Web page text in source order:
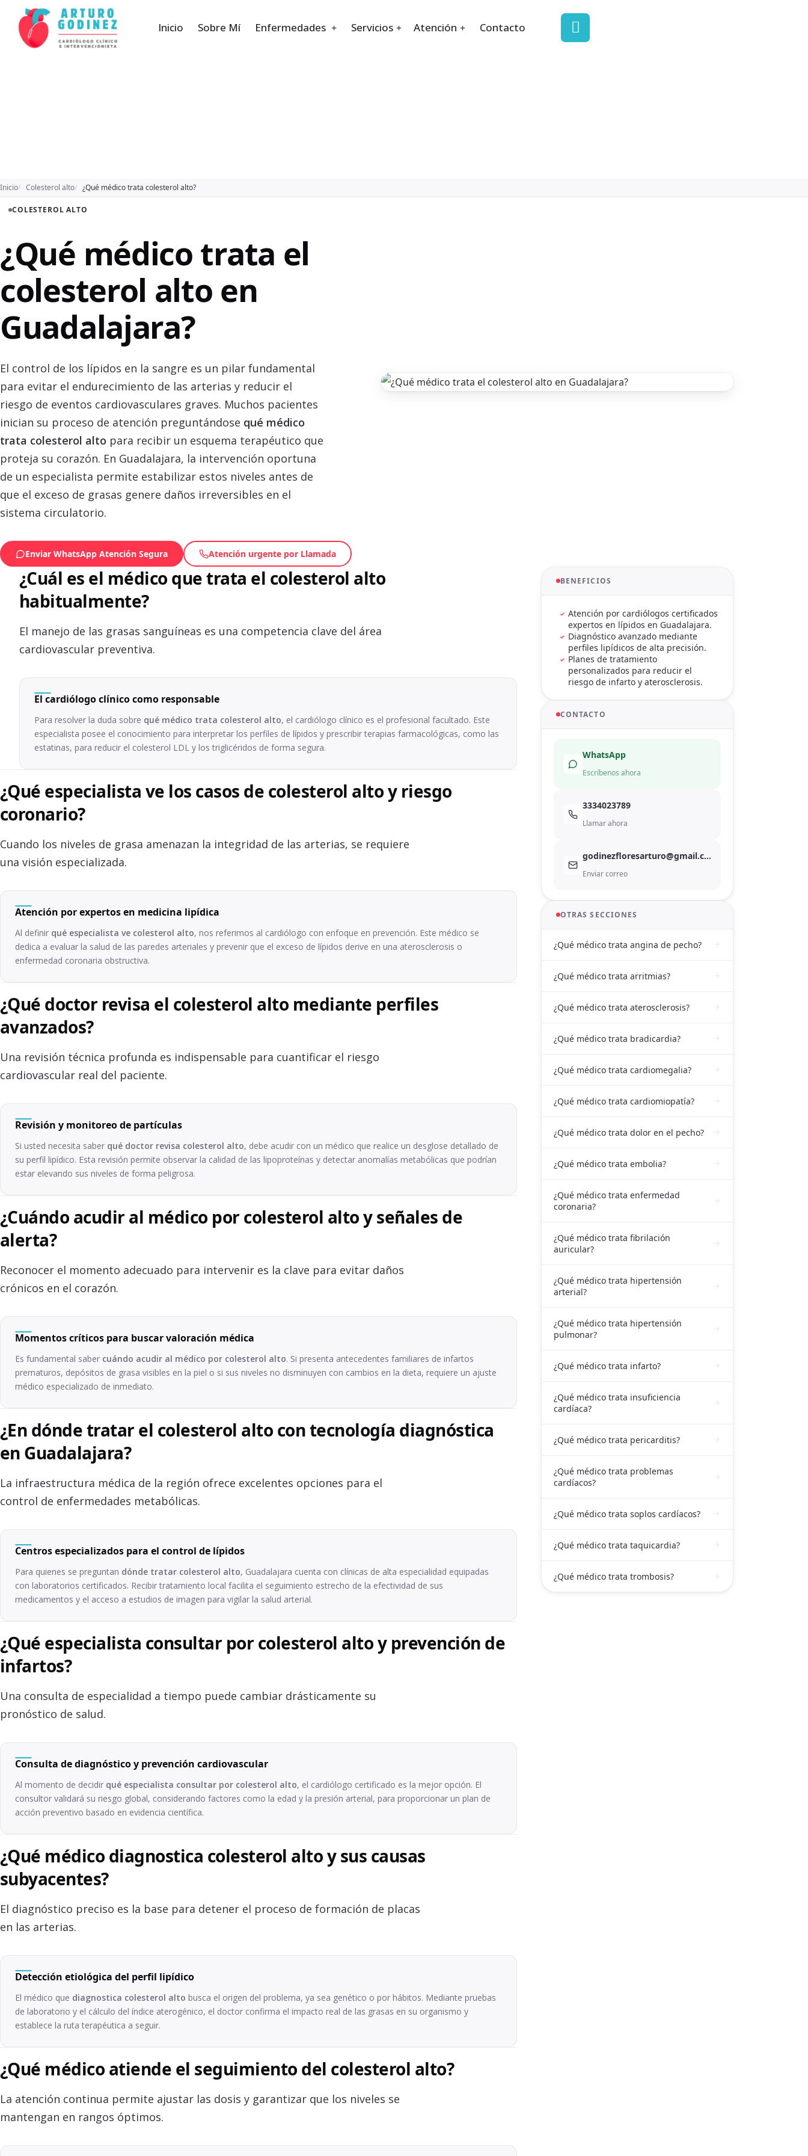
Inicio Sobre Mí Enfermedades Servicios Atención Contacto
Inicio Colesterol alto ¿Qué médico trata colesterol alto?
COLESTEROL ALTO
¿Qué médico trata el
colesterol alto en
Guadalajara?
El control de los lípidos en la sangre es un pilar fundamental
para evitar el endurecimiento de las arterias y reducir el
riesgo de eventos cardiovasculares graves. Muchos pacientes
inician su proceso de atención preguntándose qué médico
trata colesterol alto para recibir un esquema terapéutico que
proteja su corazón. En Guadalajara, la intervención oportuna
de un especialista permite estabilizar estos niveles antes de
que el exceso de grasas genere daños irreversibles en el
sistema circulatorio.
Enviar WhatsApp Atención Segura Atención urgente por Llamada
¿Cuál es el médico que trata el colesterol alto
habitualmente?
El manejo de las grasas sanguíneas es una competencia clave del área
cardiovascular preventiva.
El cardiólogo clínico como responsable
Para resolver la duda sobre qué médico trata colesterol alto, el cardiólogo clínico es el profesional facultado. Este
especialista posee el conocimiento para interpretar los perfiles de lípidos y prescribir terapias farmacológicas, como las
estatinas, para reducir el colesterol LDL y los triglicéridos de forma segura.
¿Qué especialista ve los casos de colesterol alto y riesgo
coronario?
Cuando los niveles de grasa amenazan la integridad de las arterias, se requiere
una visión especializada.
Atención por expertos en medicina lipídica
Al definir qué especialista ve colesterol alto, nos referimos al cardiólogo con enfoque en prevención. Este médico se
dedica a evaluar la salud de las paredes arteriales y prevenir que el exceso de lípidos derive en una aterosclerosis o
enfermedad coronaria obstructiva.
¿Qué doctor revisa el colesterol alto mediante perfiles
avanzados?
Una revisión técnica profunda es indispensable para cuantificar el riesgo
cardiovascular real del paciente.
Revisión y monitoreo de partículas
Si usted necesita saber qué doctor revisa colesterol alto, debe acudir con un médico que realice un desglose detallado de
su perfil lipídico. Esta revisión permite observar la calidad de las lipoproteínas y detectar anomalías metabólicas que podrían
estar elevando sus niveles de forma peligrosa.
¿Cuándo acudir al médico por colesterol alto y señales de
alerta?
Reconocer el momento adecuado para intervenir es la clave para evitar daños
crónicos en el corazón.
Momentos críticos para buscar valoración médica
Es fundamental saber cuándo acudir al médico por colesterol alto. Si presenta antecedentes familiares de infartos
prematuros, depósitos de grasa visibles en la piel o si sus niveles no disminuyen con cambios en la dieta, requiere un ajuste
médico especializado de inmediato.
¿En dónde tratar el colesterol alto con tecnología diagnóstica
en Guadalajara?
La infraestructura médica de la región ofrece excelentes opciones para el
control de enfermedades metabólicas.
Centros especializados para el control de lípidos
Para quienes se preguntan dónde tratar colesterol alto, Guadalajara cuenta con clínicas de alta especialidad equipadas
con laboratorios certificados. Recibir tratamiento local facilita el seguimiento estrecho de la efectividad de sus
medicamentos y el acceso a estudios de imagen para vigilar la salud arterial.
¿Qué especialista consultar por colesterol alto y prevención de
infartos?
Una consulta de especialidad a tiempo puede cambiar drásticamente su
pronóstico de salud.
Consulta de diagnóstico y prevención cardiovascular
Al momento de decidir qué especialista consultar por colesterol alto, el cardiólogo certificado es la mejor opción. El
consultor validará su riesgo global, considerando factores como la edad y la presión arterial, para proporcionar un plan de
acción preventivo basado en evidencia científica.
¿Qué médico diagnostica colesterol alto y sus causas
subyacentes?
El diagnóstico preciso es la base para detener el proceso de formación de placas
en las arterias.
Detección etiológica del perfil lipídico
El médico que diagnostica colesterol alto busca el origen del problema, ya sea genético o por hábitos. Mediante pruebas
de laboratorio y el cálculo del índice aterogénico, el doctor confirma el impacto real de las grasas en su organismo y
establece la ruta terapéutica a seguir.
¿Qué médico atiende el seguimiento del colesterol alto?
La atención continua permite ajustar las dosis y garantizar que los niveles se
mantengan en rangos óptimos.
BENEFICIOS
Atención por cardiólogos certificados
expertos en lípidos en Guadalajara.
Diagnóstico avanzado mediante
perfiles lipídicos de alta precisión.
Planes de tratamiento
personalizados para reducir el
riesgo de infarto y aterosclerosis.
CONTACTO
WhatsApp
Escríbenos ahora
3334023789
Llamar ahora
godinezfloresarturo@gmail.com
Enviar correo
OTRAS SECCIONES
¿Qué médico trata angina de pecho?
¿Qué médico trata arritmias?
¿Qué médico trata aterosclerosis?
¿Qué médico trata bradicardia?
¿Qué médico trata cardiomegalia?
¿Qué médico trata cardiomiopatía?
¿Qué médico trata dolor en el pecho?
¿Qué médico trata embolia?
¿Qué médico trata enfermedad
coronaria?
¿Qué médico trata fibrilación
auricular?
¿Qué médico trata hipertensión
arterial?
¿Qué médico trata hipertensión
pulmonar?
¿Qué médico trata infarto?
¿Qué médico trata insuficiencia
cardíaca?
¿Qué médico trata pericarditis?
¿Qué médico trata problemas
cardíacos?
¿Qué médico trata soplos cardíacos?
¿Qué médico trata taquicardia?
¿Qué médico trata trombosis?